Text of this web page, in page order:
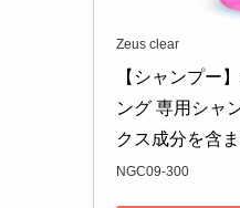
Zeus clear
【シャンプー
ング 専用シャ
クス成分を含
NGC09-300